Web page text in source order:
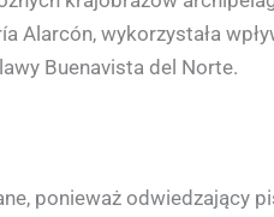
Alarcón, wykorzystała
Buenavista del Norte.
ponieważ odwiedzający